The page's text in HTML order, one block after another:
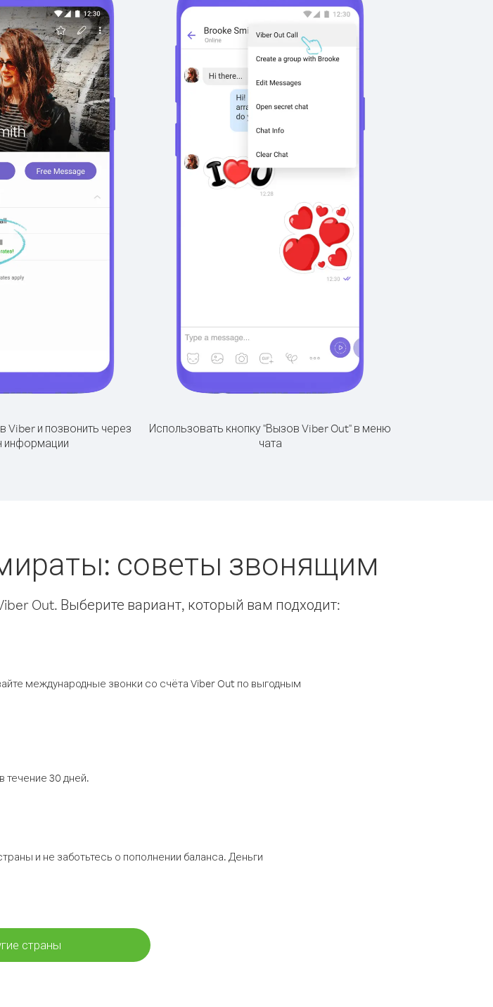
Viber и позвонить через
информации
Использовать кнопку "Вызов Viber Out" в меню
чата
советы звонящим
Out. Выберите вариант, который вам подходит:
международные звонки со счёта Viber Out по выгодным
30 дней.
и не заботьтесь о пополнении баланса. Деньги
страны